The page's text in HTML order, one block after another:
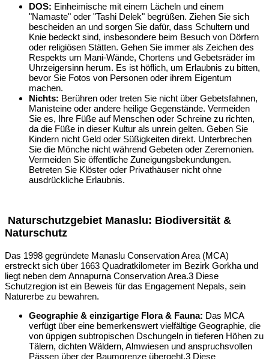
DOS: Einheimische mit einem Lächeln und einem
"Namaste" oder "Tashi Delek" begrüßen. Ziehen Sie sich
bescheiden an und sorgen Sie dafür, dass Schultern und
Knie bedeckt sind, insbesondere beim Besuch von Dörfern
oder religiösen Stätten. Gehen Sie immer als Zeichen des
Respekts um Mani-Wände, Chortens und Gebetsräder im
Uhrzeigersinn herum. Es ist höflich, um Erlaubnis zu bitten,
bevor Sie Fotos von Personen oder ihrem Eigentum
machen.
Nichts: Berühren oder treten Sie nicht über Gebetsfahnen,
Manisteine oder andere heilige Gegenstände. Vermeiden
Sie es, Ihre Füße auf Menschen oder Schreine zu richten,
da die Füße in dieser Kultur als unrein gelten. Geben Sie
Kindern nicht Geld oder Süßigkeiten direkt. Unterbrechen
Sie die Mönche nicht während Gebeten oder Zeremonien.
Vermeiden Sie öffentliche Zuneigungsbekundungen.
Betreten Sie Klöster oder Privathäuser nicht ohne
ausdrückliche Erlaubnis.
Naturschutzgebiet Manaslu: Biodiversität &
Naturschutz
Das 1998 gegründete Manaslu Conservation Area (MCA)
erstreckt sich über 1663 Quadratkilometer im Bezirk Gorkha und
liegt neben dem Annapurna Conservation Area.3 Diese
Schutzregion ist ein Beweis für das Engagement Nepals, sein
Naturerbe zu bewahren.
Geographie & einzigartige Flora & Fauna: Das MCA
verfügt über eine bemerkenswert vielfältige Geographie, die
von üppigen subtropischen Dschungeln in tieferen Höhen zu
Tälern, dichten Wäldern, Almwiesen und anspruchsvollen
Pässen über der Baumgrenze übergeht.3 Diese